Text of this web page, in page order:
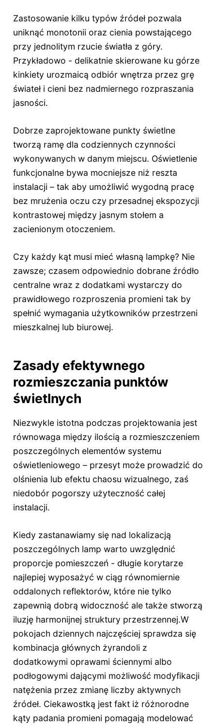
Zastosowanie kilku typów źródeł pozwala
uniknąć monotonii oraz cienia powstającego
przy jednolitym rzucie światła z góry.
Przykładowo - delikatnie skierowane ku górze
kinkiety urozmaicą odbiór wnętrza przez grę
świateł i cieni bez nadmiernego rozpraszania
jasności.
Dobrze zaprojektowane punkty świetlne
tworzą ramę dla codziennych czynności
wykonywanych w danym miejscu. Oświetlenie
funkcjonalne bywa mocniejsze niż reszta
instalacji – tak aby umożliwić wygodną pracę
bez mrużenia oczu czy przesadnej ekspozycji
kontrastowej między jasnym stołem a
zacienionym otoczeniem.
Czy każdy kąt musi mieć własną lampkę? Nie
zawsze; czasem odpowiednio dobrane źródło
centralne wraz z dodatkami wystarczy do
prawidłowego rozproszenia promieni tak by
spełnić wymagania użytkowników przestrzeni
mieszkalnej lub biurowej.
Zasady efektywnego
rozmieszczania punktów
świetlnych
Niezwykle istotna podczas projektowania jest
równowaga między ilością a rozmieszczeniem
poszczególnych elementów systemu
oświetleniowego – przesyt może prowadzić do
olśnienia lub efektu chaosu wizualnego, zaś
niedobór pogorszy użyteczność całej
instalacji.
Kiedy zastanawiamy się nad lokalizacją
poszczególnych lamp warto uwzględnić
proporcje pomieszczeń - długie korytarze
najlepiej wyposażyć w ciąg równomiernie
oddalonych reflektorów, które nie tylko
zapewnią dobrą widoczność ale także stworzą
iluzję harmonijnej struktury przestrzennej.W
pokojach dziennych najczęściej sprawdza się
kombinacja głównych żyrandoli z
dodatkowymi oprawami ściennymi albo
podłogowymi dającymi możliwość modyfikacji
natężenia przez zmianę liczby aktywnych
źródeł. Ciekawostką jest fakt iż różnorodne
kąty padania promieni pomagają modelować